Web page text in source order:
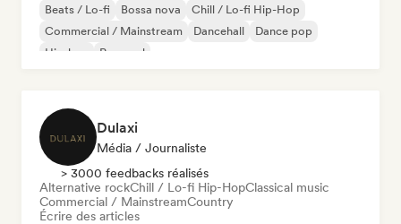
Beats / Lo-fi Bossa nova
Chill / Lo-fi Hip-Hop
Commercial / Mainstream
Dancehall
Dance pop
Hip-hop
Pop soul
Dulaxi
Média / Journaliste
> 3000 feedbacks réalisés
Alternative rockChill / Lo-fi Hip-HopClassical music
Commercial / MainstreamCountry
Écrire des articles